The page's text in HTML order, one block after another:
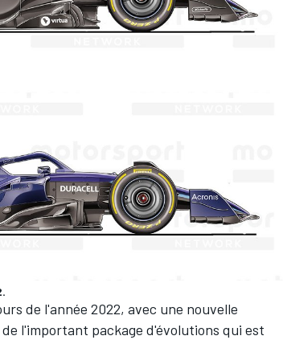
de l'année 2022, avec une nouvelle
l'important package d'évolutions qui est